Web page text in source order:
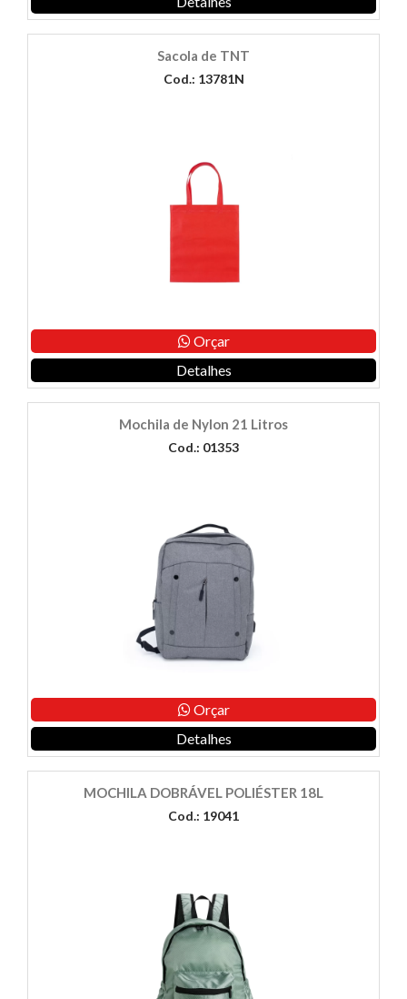
Sacola de TNT
Cod.: 13781N
Orçar
Detalhes
Mochila de Nylon 21 Litros
Cod.: 01353
Orçar
Detalhes
MOCHILA DOBRÁVEL POLIÉSTER 18L
Cod.: 19041